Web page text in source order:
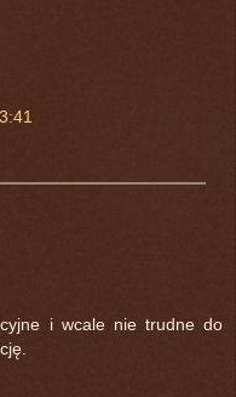
i wcale nie trudne do